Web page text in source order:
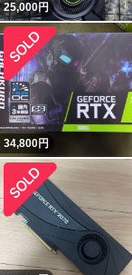
25,000円
34,800円